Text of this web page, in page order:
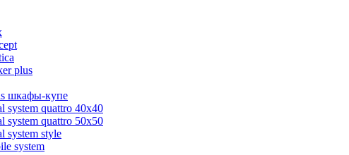
plus
шкафы-купе
system quattro 40x40
system quattro 50x50
system style
system